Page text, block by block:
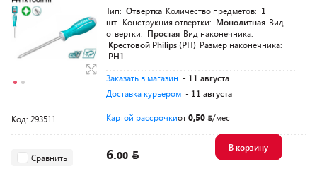
Тип: Отвертка Количество предметов: 1
шт. Конструкция отвертки: Монолитная Вид
отвертки: Простая Вид наконечника:
Крестовой Philips (PH) Размер наконечника:
PH1
Заказать в магазин - 11 августа
Доставка курьером - 11 августа
Код: 293511 Картой рассрочкиот0,50 /мес
Сравнить 6.00
В корзину